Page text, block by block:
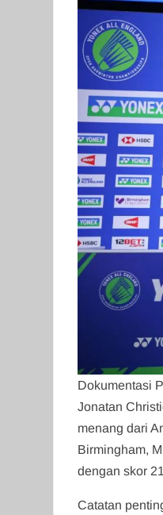
Dokumentasi
Jonatan
menang dari
Birmingham,
dengan skor
Catatan